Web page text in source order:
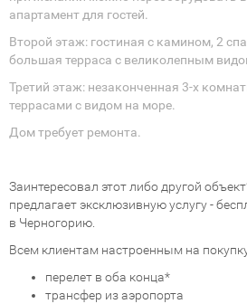
апартамент для гостей.
Второй этаж: гостиная с камином, 2
большая терраса с великолепным
Третий этаж: незаконченная 3-х
террасами с видом на море.
Дом требует ремонта.
Заинтересовал этот либо другой
предлагает эксклюзивную услугу -
в Черногорию.
Всем клиентам настроенным на
перелет в оба конца*
трансфер из аэропорта